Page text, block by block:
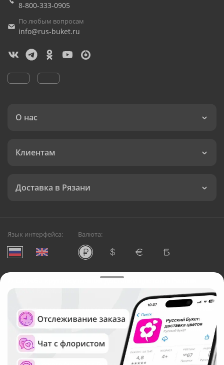
8-800-333-0905
По любым вопросам
info@rus-buket.ru
О нас
Клиентам
Доставка в Рязани
Язык интерфейса: Валюта:
Служба круглосуточной доставки цветов в Рязани
Русский Букет, 2026
Общество с ограниченной ответственностью «Технология»
ОГРН: 1195476081745, ИНН: 5410081997
Юридический адрес: г. Новосибирск, ул. Ипподромская,
д.42, оф. 3